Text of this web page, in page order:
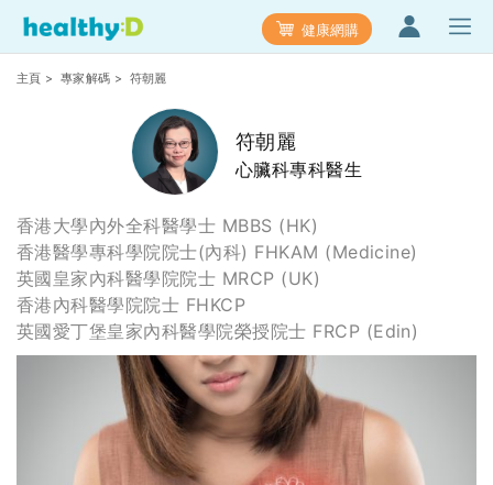
健康網購
主頁 > 專家解碼 > 符朝麗
符朝麗
心臟科專科醫生
香港大學內外全科醫學士 MBBS (HK)
香港醫學專科學院院士(內科) FHKAM (Medicine)
英國皇家內科醫學院院士 MRCP (UK)
香港內科醫學院院士 FHKCP
英國愛丁堡皇家內科醫學院榮授院士 FRCP (Edin)